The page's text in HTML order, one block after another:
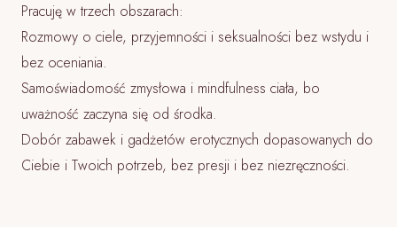
Pracuję w trzech obszarach:
Rozmowy o ciele, przyjemności i seksualności bez wstydu i
bez oceniania.
Samoświadomość zmysłowa i mindfulness ciała, bo
uważność zaczyna się od środka.
Dobór zabawek i gadżetów erotycznych dopasowanych do
Ciebie i Twoich potrzeb, bez presji i bez niezręczności.